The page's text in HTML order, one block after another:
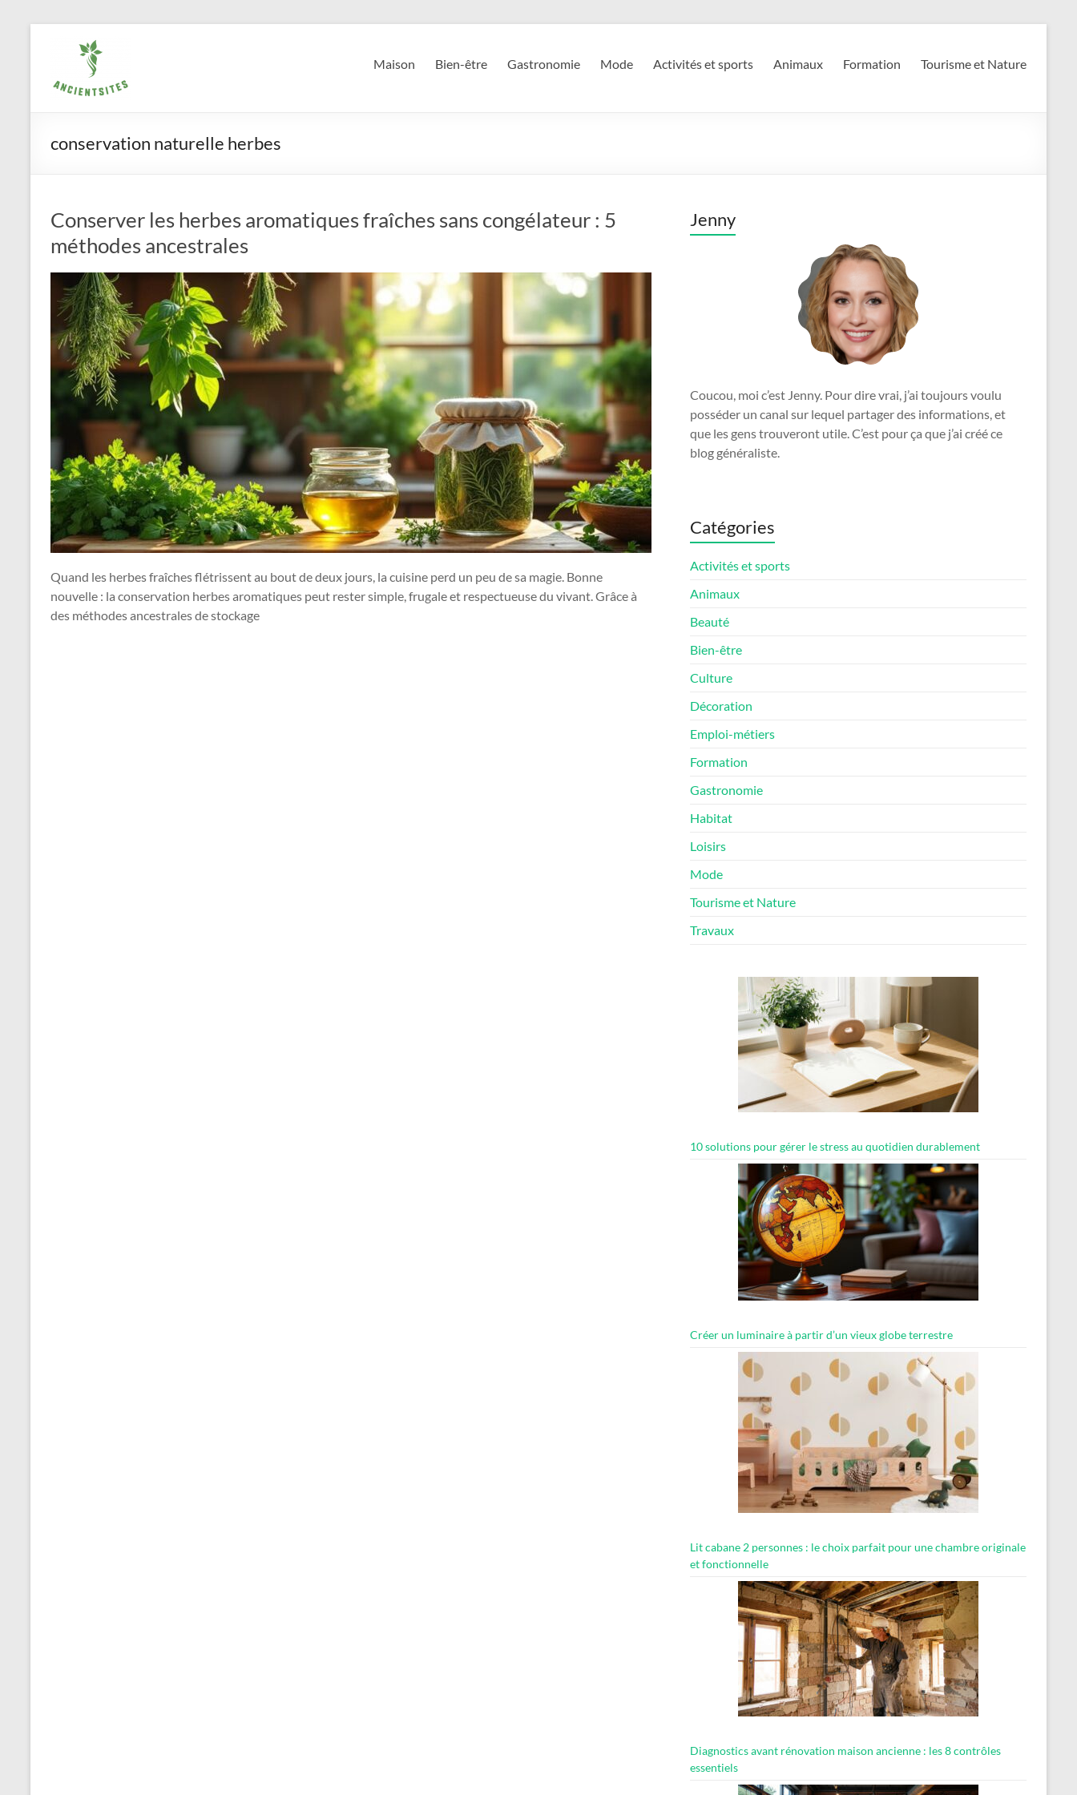
ancientsites.eu Maison Bien-être Gastronomie Mode Activités et sports Animaux Formation Tourisme et Nature
conservation naturelle herbes
Conserver les herbes aromatiques fraîches sans congélateur : 5
méthodes ancestrales
Quand les herbes fraîches flétrissent au bout de deux jours, la cuisine perd un peu de sa magie. Bonne
nouvelle : la conservation herbes aromatiques peut rester simple, frugale et respectueuse du vivant. Grâce à
des méthodes ancestrales de stockage
Jenny
Coucou, moi c’est Jenny. Pour dire vrai, j’ai toujours voulu
posséder un canal sur lequel partager des informations, et
que les gens trouveront utile. C’est pour ça que j’ai créé ce
blog généraliste.
Catégories
Activités et sports
Animaux
Beauté
Bien-être
Culture
Décoration
Emploi-métiers
Formation
Gastronomie
Habitat
Loisirs
Mode
Tourisme et Nature
Travaux
10 solutions pour gérer le stress au quotidien durablement
Créer un luminaire à partir d’un vieux globe terrestre
Lit cabane 2 personnes : le choix parfait pour une chambre originale
et fonctionnelle
Diagnostics avant rénovation maison ancienne : les 8 contrôles
essentiels